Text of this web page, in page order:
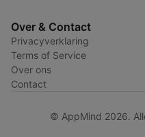
Over & Contact
Privacyverklaring
Terms of Service
Over ons
Contact
© AppMind 2026.